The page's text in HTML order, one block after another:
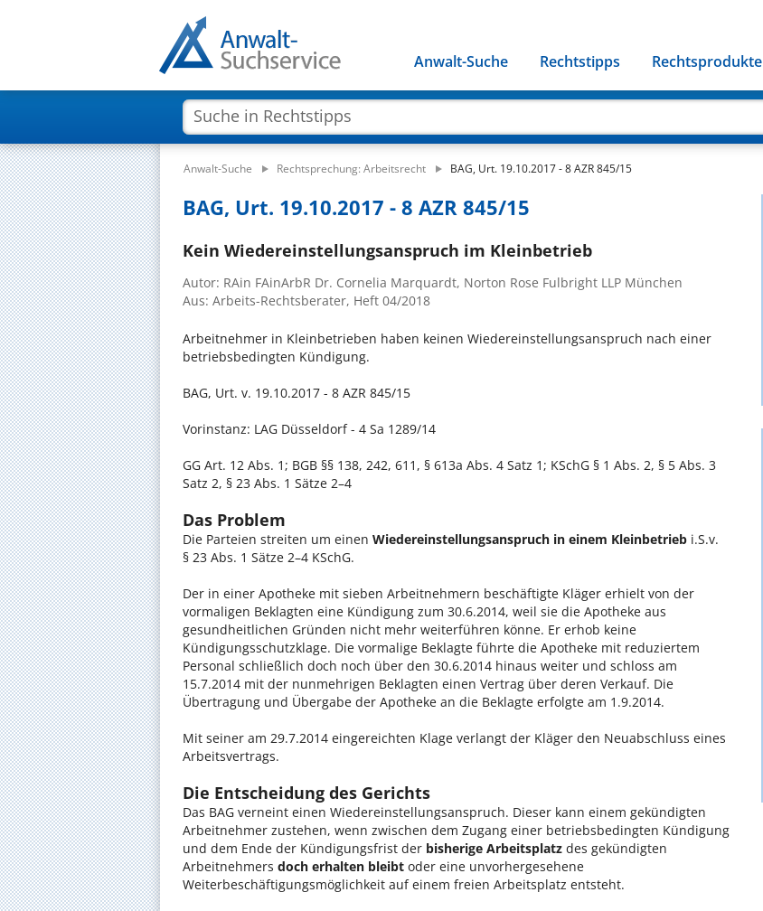
Anwalt-Suche Rechtstipps Rechtsprodukte
Anwalt-Suche Rechtsprechung: Arbeitsrecht BAG, Urt. 19.10.2017 - 8 AZR 845/15
BAG, Urt. 19.10.2017 - 8 AZR 845/15
Kein Wiedereinstellungsanspruch im Kleinbetrieb
Autor: RAin FAinArbR Dr. Cornelia Marquardt, Norton Rose Fulbright LLP München
Aus: Arbeits-Rechtsberater, Heft 04/2018
Arbeitnehmer in Kleinbetrieben haben keinen Wiedereinstellungsanspruch nach einer
betriebsbedingten Kündigung.
BAG, Urt. v. 19.10.2017 - 8 AZR 845/15
Vorinstanz: LAG Düsseldorf - 4 Sa 1289/14
GG Art. 12 Abs. 1; BGB §§ 138, 242, 611, § 613a Abs. 4 Satz 1; KSchG § 1 Abs. 2, § 5 Abs. 3
Satz 2, § 23 Abs. 1 Sätze 2–4
Das Problem
Die Parteien streiten um einen Wiedereinstellungsanspruch in einem Kleinbetrieb i.S.v.
§ 23 Abs. 1 Sätze 2–4 KSchG.
Der in einer Apotheke mit sieben Arbeitnehmern beschäftigte Kläger erhielt von der
vormaligen Beklagten eine Kündigung zum 30.6.2014, weil sie die Apotheke aus
gesundheitlichen Gründen nicht mehr weiterführen könne. Er erhob keine
Kündigungsschutzklage. Die vormalige Beklagte führte die Apotheke mit reduziertem
Personal schließlich doch noch über den 30.6.2014 hinaus weiter und schloss am
15.7.2014 mit der nunmehrigen Beklagten einen Vertrag über deren Verkauf. Die
Übertragung und Übergabe der Apotheke an die Beklagte erfolgte am 1.9.2014.
Mit seiner am 29.7.2014 eingereichten Klage verlangt der Kläger den Neuabschluss eines
Arbeitsvertrags.
Die Entscheidung des Gerichts
Das BAG verneint einen Wiedereinstellungsanspruch. Dieser kann einem gekündigten
Arbeitnehmer zustehen, wenn zwischen dem Zugang einer betriebsbedingten Kündigung
und dem Ende der Kündigungsfrist der bisherige Arbeitsplatz des gekündigten
Arbeitnehmers doch erhalten bleibt oder eine unvorhergesehene
Weiterbeschäftigungsmöglichkeit auf einem freien Arbeitsplatz entsteht.